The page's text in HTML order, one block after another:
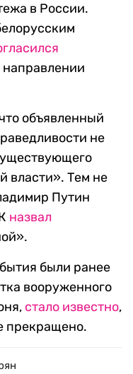
в России.
объявленный
не
власти». Тем не
Путин
назвал
были ранее
вооруженного
стало известно,
прекращено.